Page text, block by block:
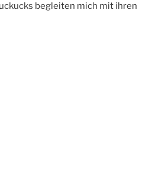
begleiten mich mit ihren